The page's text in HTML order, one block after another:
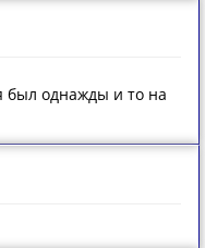
был однажды и то на